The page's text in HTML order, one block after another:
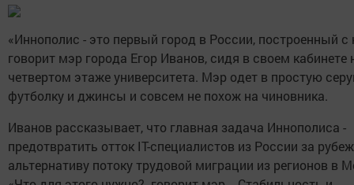
«Иннополис - это первый город в России, построенный с
говорит мэр города Егор Иванов, сидя в своем кабинете
четвертом этаже университета. Мэр одет в простую
футболку и джинсы и совсем не похож на чиновника.
Иванов рассказывает, что главная задача Иннополиса -
предотвратить отток IT-специалистов из России за
альтернативу потоку трудовой миграции из регионов в